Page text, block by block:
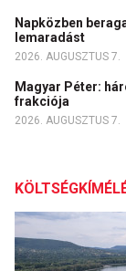
Napközben
lemaradást
2026. AUGUSZTUS 7.
Magyar Péter:
frakciója
2026. AUGUSZTUS 7.